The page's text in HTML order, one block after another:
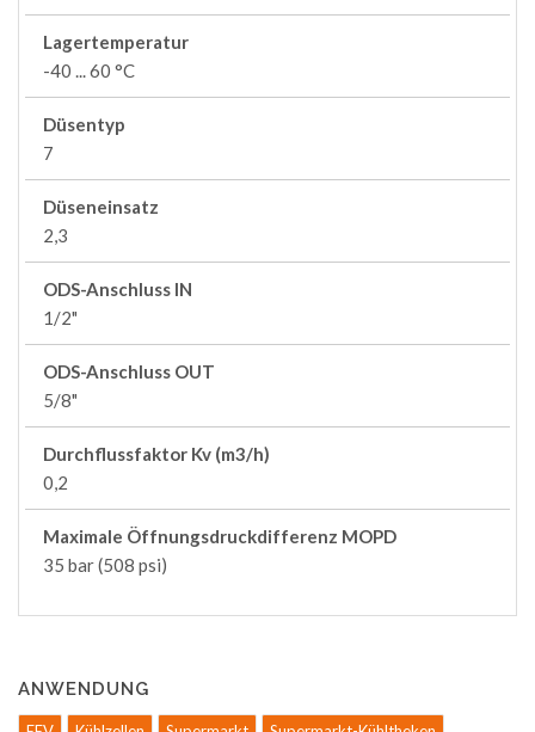
Lagertemperatur
-40 ... 60 °C
Düsentyp
7
Düseneinsatz
2,3
ODS-Anschluss IN
1/2"
ODS-Anschluss OUT
5/8"
Durchflussfaktor Kv (m3/h)
0,2
Maximale Öffnungsdruckdifferenz MOPD
35 bar (508 psi)
ANWENDUNG